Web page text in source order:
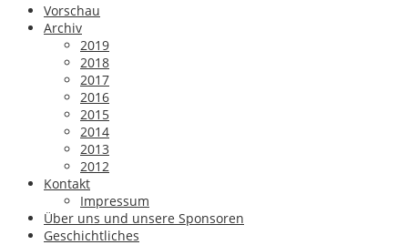
Vorschau
Archiv
2019
2018
2017
2016
2015
2014
2013
2012
Kontakt
Impressum
Über uns und unsere Sponsoren
Geschichtliches